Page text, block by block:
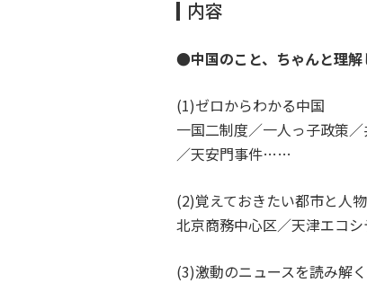
内容
●中国のこと、ちゃんと理解
(1)ゼロからわかる中国
一国二制度／一人っ子政策
／天安門事件……
(2)覚えておきたい都市と人物
北京商務中心区／天津エコ
(3)激動のニュースを読み解く